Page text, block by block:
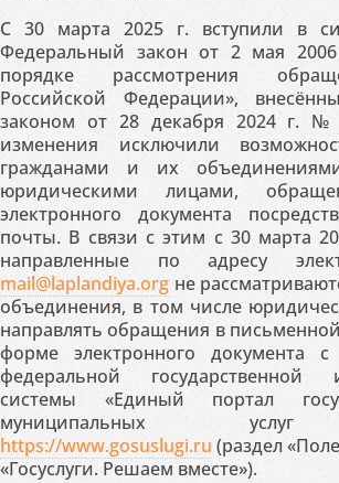
С 30 марта 2025 г. вступили в
Федеральный закон от 2 мая
порядке рассмотрения
Российской Федерации»,
законом от 28 декабря 2024 г.
изменения исключили
гражданами и их
юридическими лицами,
электронного документа
почты. В связи с этим с 30 марта
направленные по адресу
mail@laplandiya.org не
объединения, в том числе
направлять обращения в
форме электронного документа с
федеральной государственной
системы «Единый портал
муниципальных услуг
https://www.gosuslugi.ru (раздел
«Госуслуги. Решаем вместе»).